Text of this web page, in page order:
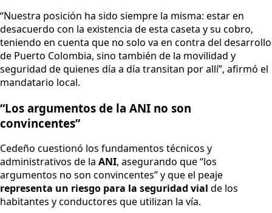
“Nuestra posición ha sido siempre la misma: estar en
desacuerdo con la existencia de esta caseta y su cobro,
teniendo en cuenta que no solo va en contra del desarrollo
de Puerto Colombia, sino también de la movilidad y
seguridad de quienes día a día transitan por allí”, afirmó el
mandatario local.
“Los argumentos de la ANI no son
convincentes”
Cedeño cuestionó los fundamentos técnicos y
administrativos de la ANI, asegurando que “los
argumentos no son convincentes” y que el peaje
representa un riesgo para la seguridad vial de los
habitantes y conductores que utilizan la vía.